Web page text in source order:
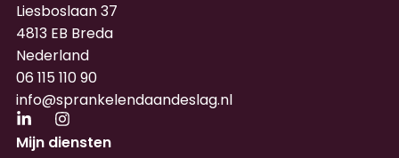
Liesboslaan 37
4813 EB Breda
Nederland
06 115 110 90
info@sprankelendaandeslag.nl
Mijn diensten